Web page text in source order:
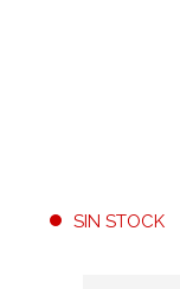
SIN STOCK